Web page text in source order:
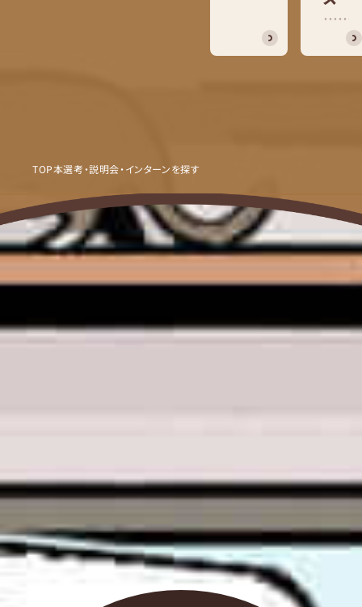
TOP本選考・説明会・インターンを探す